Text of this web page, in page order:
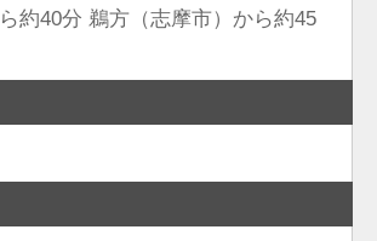
約40分 鵜方（志摩市）から約45